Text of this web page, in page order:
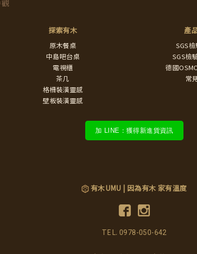
探索有木
原木餐桌
中島吧台桌
電視櫃
茶几
格柵裝潢靈感
壁板裝潢靈感
產
SGS
SGS檢
德國
常
加 LINE：獲得新進貨資訊
有木UMU | 因為有木 家有溫度
TEL.0978-050-642